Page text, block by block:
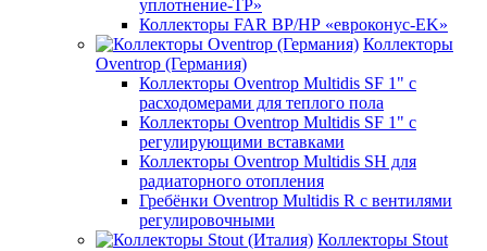
уплотнение-TP»
Коллекторы FAR ВР/НР «евроконус-EK»
Коллекторы
Oventrop (Германия)
Коллекторы Oventrop Multidis SF 1" с
расходомерами для теплого пола
Коллекторы Oventrop Multidis SF 1" с
регулирующими вставками
Коллекторы Oventrop Multidis SH для
радиаторного отопления
Гребёнки Oventrop Multidis R с вентилями
регулировочными
Коллекторы Stout